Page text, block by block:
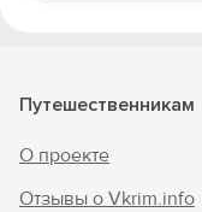
Путешественникам
О проекте
Отзывы о Vkrim.info